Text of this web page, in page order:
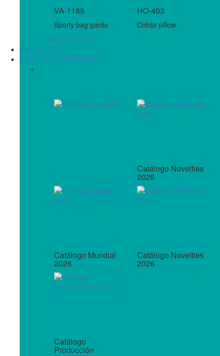
VA-1189
Sporty bag garda
HO-403
Cobija pillow
Más productos
PRODUCTOS
CATÁLOGOS VIRTUALES
Catálogo Novelties
2026
Catálogo Mundial
2026
Catálogo Novelties
2026
Catálogo
Producción